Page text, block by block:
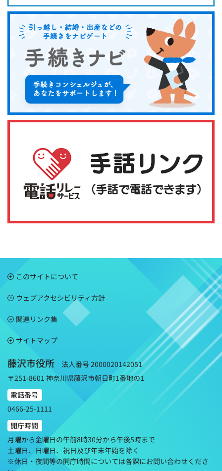
このサイトについて
ウェブアクセシビリティ方針
関連リンク集
サイトマップ
藤沢市役所
法人番号 2000020142051
〒251-8601 神奈川県藤沢市朝日町1番地の1
電話番号
0466-25-1111
開庁時間
月曜から金曜日の午前8時30分から午後5時まで
土曜日、日曜日、祝日及び年末年始を除く
※休日・夜間等の開庁時間については各課にお問い合わせくださ